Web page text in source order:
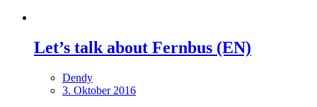
Let’s talk about Fernbus (EN)
Dendy
3. Oktober 2016